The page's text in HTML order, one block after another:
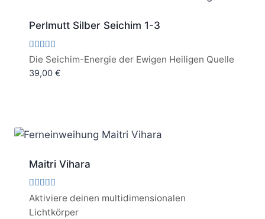
Perlmutt Silber Seichim 1-3
Bewertet
mit
5.00
Die Seichim-Energie der Ewigen Heiligen Quelle
39,00 €
Maitri Vihara
Bewertet
mit
5.00
Aktiviere deinen multidimensionalen
Lichtkörper